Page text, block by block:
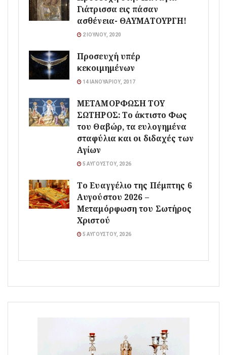
Γιάτρισσα εις πάσαν
ασθένεια- ΘΑΥΜΑΤΟΥΡΓΗ!
2 ΙΟΥΛΊΟΥ, 2020
Προσευχή υπέρ
κεκοιμημένων
14 ΙΑΝΟΥΑΡΊΟΥ, 2017
ΜΕΤΑΜΟΡΦΩΣΗ ΤΟΥ
ΣΩΤΗΡΟΣ: Το άκτιστο Φως
του Θαβώρ, τα ευλογημένα
σταφύλια και οι διδαχές των
Αγίων
5 ΑΥΓΟΎΣΤΟΥ, 2026
Το Ευαγγέλιο της Πέμπτης 6
Αυγούστου 2026 –
Μεταμόρφωση του Σωτήρος
Χριστού
5 ΑΥΓΟΎΣΤΟΥ, 2026